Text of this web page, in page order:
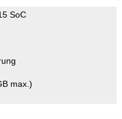
SoC
max.)